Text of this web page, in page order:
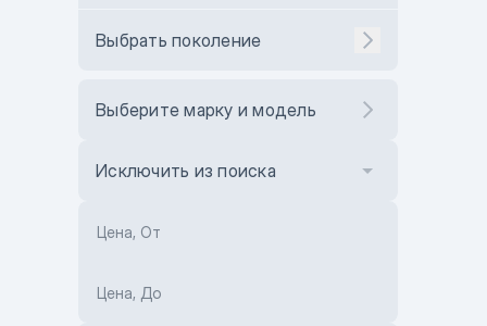
Выбрать поколение
Выберите марку и модель
Исключить из поиска
Цена, От
Цена, До